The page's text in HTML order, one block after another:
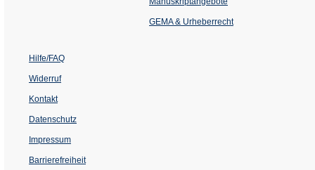
Tab)
GEMA & Urheberrecht
Hilfe/FAQ
Widerruf
Kontakt
Datenschutz
Impressum
Barrierefreiheit